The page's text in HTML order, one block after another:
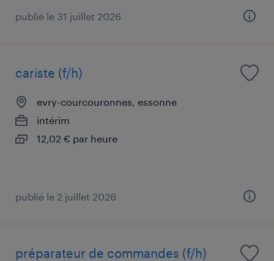
publié le 31 juillet 2026
cariste (f/h)
evry-courcouronnes, essonne
intérim
12,02 € par heure
publié le 2 juillet 2026
préparateur de commandes (f/h)